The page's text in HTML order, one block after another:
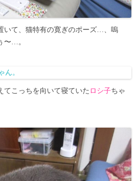
いて、猫特有の寛ぎのポーズ…、嗚
〜…。
てこっちを向いて寝ていた ロシ子ちゃ